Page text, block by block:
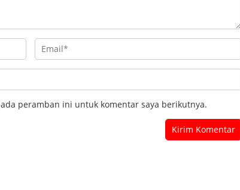
peramban ini untuk komentar saya berikutnya.